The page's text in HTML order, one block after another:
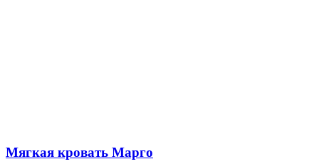
Мягкая кровать Марго